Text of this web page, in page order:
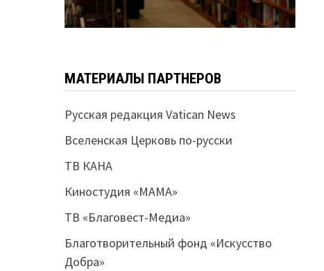
МАТЕРИАЛЫ ПАРТНЕРОВ
Русская редакция Vatican News
Вселенская Церковь по-русски
ТВ КАНА
Киностудия «МАМА»
ТВ «Благовест-Медиа»
Благотворительный фонд «Искусство
Добра»